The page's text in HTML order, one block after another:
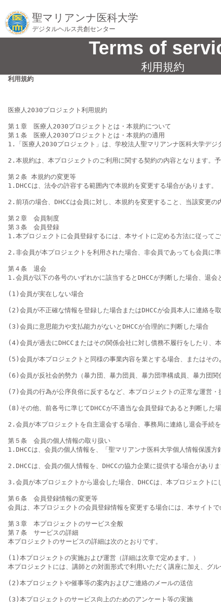
聖マリアンナ医科大学
デジタルヘルス共創センター
Terms of
利用規約
利用規約
医療人2030プロジェクト利用規約
第１章　医療人2030プロジェクトとは・本規約について
第１条　医療人2030プロジェクトとは・本規約の適用
1.「医療人2030プロジェクト」は、学校法人聖マリアンナ医科大学デジ
2.本規約は、本プロジェクトのご利用に関する契約の内容となります。
第２条 本規約の変更等
1.DHCCは、法令の許容する範囲内で本規約を変更する場合があります。
2.前項の場合、DHCCは会員に対し、本規約を変更すること、当該変更
第２章　会員制度
第３条　会員登録
1.本プロジェクトに会員登録するには、本サイトに定める方法に従って
2.非会員が本プロジェクトを利用された場合、非会員であっても会員に
第４条　退会
1.会員が以下の各号のいずれかに該当するとDHCCが判断した場合、退
(1)会員が実在しない場合
(2)会員が不正確な情報を登録した場合またはDHCCが会員本人に連絡を
(3)会員に意思能力や支払能力がないとDHCCが合理的に判断した場合
(4)会員が過去にDHCCまたはその関係会社に対し債務不履行をしたり、
(5)会員が本プロジェクトと同様の事業内容を業とする場合、またはそ
(6)会員が反社会的勢力（暴力団、暴力団員、暴力団準構成員、暴力団
(7)会員の行為が公序良俗に反するなど、本プロジェクトの正常な運営・
(8)その他、前各号に準じてDHCCが不適当な会員登録であると判断した
2.会員が本プロジェクトを自主退会する場合、事務局に連絡し退会手続
第５条　会員の個人情報の取り扱い
1.DHCCは、会員の個人情報を、「聖マリアンナ医科大学個人情
2.DHCCは、会員の個人情報を、DHCCの協力企業に提供する場合があ
3.会員が本プロジェクトから退会した場合、DHCCは、本プロジェクト
第６条　会員登録情報の変更等
会員は、本プロジェクトの会員登録情報を変更する場合には、本サイト
第３章　本プロジェクトのサービス全般
第７条　サービスの詳細
本プロジェクトのサービスの詳細は次のとおりです。
(1)本プロジェクトの実施および運営（詳細は次章で定めます。）
本プロジェクトには、講師との対面形式で利用いただく講座に加え、グ
(2)本プロジェクトや催事等の案内およびご連絡のメールの送信
(3)本プロジェクトのサービス向上のためのアンケート等の実施